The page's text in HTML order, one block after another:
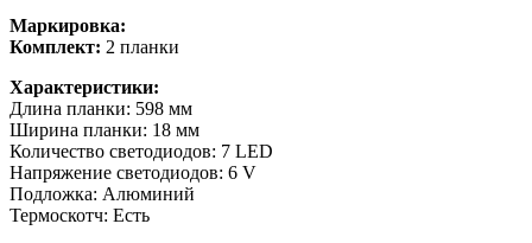
Маркировка:
Комплект: 2 планки
Характеристики:
Длина планки: 598 мм
Ширина планки: 18 мм
Количество светодиодов: 7 LED
Напряжение светодиодов: 6 V
Подложка: Алюминий
Термоскотч: Есть